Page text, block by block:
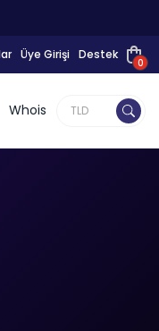
Üye Girişi Destek
0
Whois